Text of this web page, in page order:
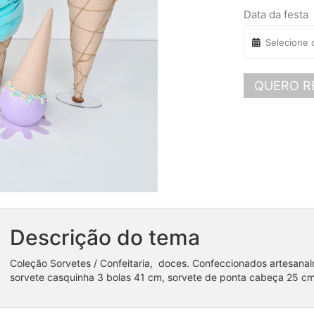
Data da festa
QUERO
Descrição do tema
Coleção Sorvetes / Confeitaria, doces. Confeccionados
sorvete casquinha 3 bolas 41 cm, sorvete de ponta cabeça 25